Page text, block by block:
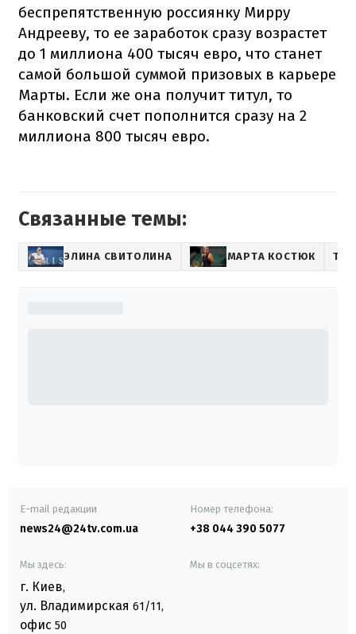
беспрепятственную россиянку Мирру
Андрееву, то ее заработок сразу возрастет
до 1 миллиона 400 тысяч евро, что станет
самой большой суммой призовых в карьере
Марты. Если же она получит титул, то
банковский счет пополнится сразу на 2
миллиона 800 тысяч евро.
Связанные темы:
ЭЛИНА СВИТОЛИНА МАРТА КОСТЮК
E-mail редакции
news24@24tv.com.ua
Номер телефона:
+38 044 390 5077
Мы здесь:
г. Киев,
ул. Владимирская 61/11,
офис 50
Мы в соцсетях: